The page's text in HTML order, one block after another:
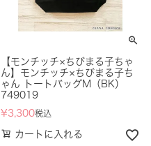
【モンチッチ×ちびまる子ちゃ
ん】モンチッチ×ちびまる子ち
ゃん トートバッグM（BK）
749019
¥3,300税込
カートに入れる